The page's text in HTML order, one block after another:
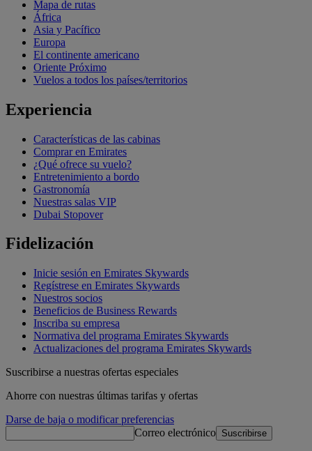
Mapa de rutas
África
Asia y Pacífico
Europa
El continente americano
Oriente Próximo
Vuelos a todos los países/territorios
Experiencia
Características de las cabinas
Comprar en Emirates
¿Qué ofrece su vuelo?
Entretenimiento a bordo
Gastronomía
Nuestras salas VIP
Dubai Stopover
Fidelización
Inicie sesión en Emirates Skywards
Regístrese en Emirates Skywards
Nuestros socios
Beneficios de Business Rewards
Inscriba su empresa
Normativa del programa Emirates Skywards
Actualizaciones del programa Emirates Skywards
Suscribirse a nuestras ofertas especiales
Ahorre con nuestras últimas tarifas y ofertas
Darse de baja o modificar preferencias
Correo electrónico Suscribirse